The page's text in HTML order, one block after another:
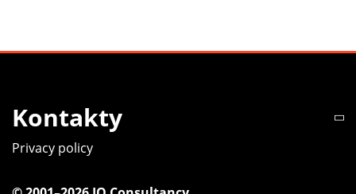
Kontakty
Privacy policy